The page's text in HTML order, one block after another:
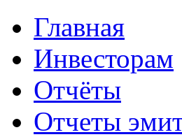
Главная
Инвесторам
Отчёты
Отчеты